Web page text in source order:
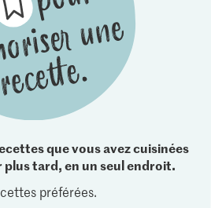
que vous avez cuisinées
plus tard, en un seul endroit.
préférées.